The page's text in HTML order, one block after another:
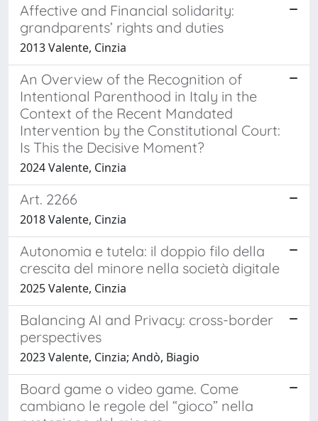
Affective and Financial solidarity:
grandparents’ rights and duties
2013 Valente, Cinzia
An Overview of the Recognition of
Intentional Parenthood in Italy in the
Context of the Recent Mandated
Intervention by the Constitutional Court:
Is This the Decisive Moment?
2024 Valente, Cinzia
Art. 2266
2018 Valente, Cinzia
Autonomia e tutela: il doppio filo della
crescita del minore nella società digitale
2025 Valente, Cinzia
Balancing AI and Privacy: cross-border
perspectives
2023 Valente, Cinzia; Andò, Biagio
Board game o video game. Come
cambiano le regole del “gioco” nella